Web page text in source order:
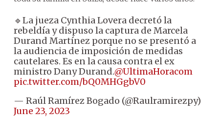
🔹️La jueza Cynthia Lovera decretó la
rebeldía y dispuso la captura de Marcela
Durand Martínez porque no se presentó a
la audiencia de imposición de medidas
cautelares. Es en la causa contra el ex
ministro Dany Durand.@UltimaHoracom
pic.twitter.com/bQ0MHGgbV0
— Raúl Ramírez Bogado (@Raulramirezpy)
June 23, 2023